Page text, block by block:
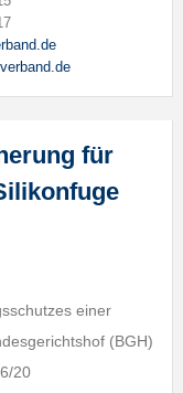
für
einer
(BGH)
20